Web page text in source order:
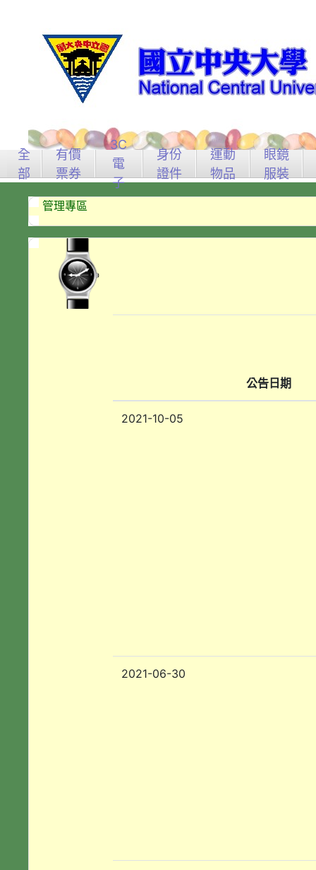
全
部
有價
票券
3C
電
子
身份
證件
運動
物品
眼鏡
服裝
管理專區
公告日期
2021-10-05
2021-06-30